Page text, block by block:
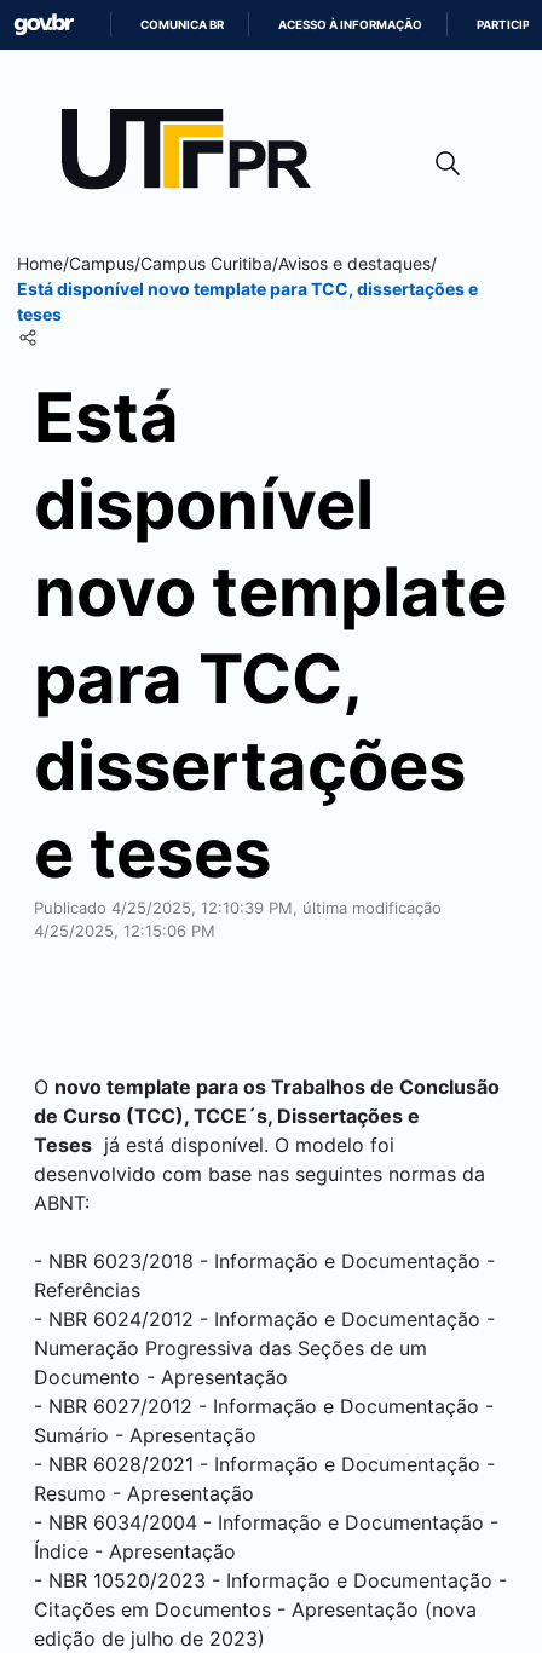
CONTEÚDO
COMUNICA BR ACESSO À INFORMAÇÃO PARTICIPE
Home/Campus/Campus Curitiba/Avisos e destaques/
Está disponível novo template para TCC, dissertações e
teses
Está
disponível
novo template
para TCC,
dissertações
e teses
Publicado 4/25/2025, 12:10:39 PM, última modificação
4/25/2025, 12:15:06 PM
O novo template para os Trabalhos de Conclusão
de Curso (TCC), TCCE´s, Dissertações e
Teses já está disponível. O modelo foi
desenvolvido com base nas seguintes normas da
ABNT:
- NBR 6023/2018 - Informação e Documentação -
Referências
- NBR 6024/2012 - Informação e Documentação -
Numeração Progressiva das Seções de um
Documento - Apresentação
- NBR 6027/2012 - Informação e Documentação -
Sumário - Apresentação
- NBR 6028/2021 - Informação e Documentação -
Resumo - Apresentação
- NBR 6034/2004 - Informação e Documentação -
Índice - Apresentação
- NBR 10520/2023 - Informação e Documentação -
Citações em Documentos - Apresentação (nova
edição de julho de 2023)